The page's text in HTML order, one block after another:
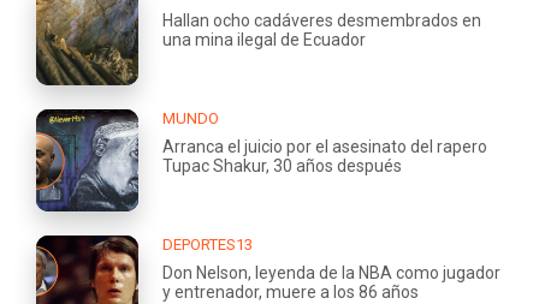
Hallan ocho cadáveres desmembrados en
una mina ilegal de Ecuador
MUNDO
Arranca el juicio por el asesinato del rapero
Tupac Shakur, 30 años después
DEPORTES13
Don Nelson, leyenda de la NBA como jugador
y entrenador, muere a los 86 años